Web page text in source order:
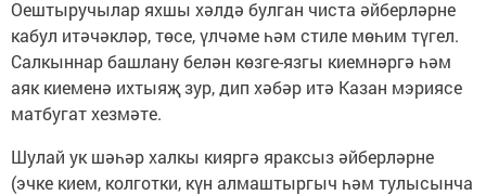
Оештыручылар яхшы хәлдә булган чиста әйберләрне
кабул итәчәкләр, төсе, үлчәме һәм стиле мөһим түгел.
Салкыннар башлану белән көзге-язгы киемнәргә һәм
аяк киеменә ихтыяҗ зур, дип хәбәр итә Казан мэриясе
матбугат хезмәте.
Шулай ук шәһәр халкы кияргә яраксыз әйберләрне
(эчке кием, колготки, күн алмаштыргыч һәм тулысынча